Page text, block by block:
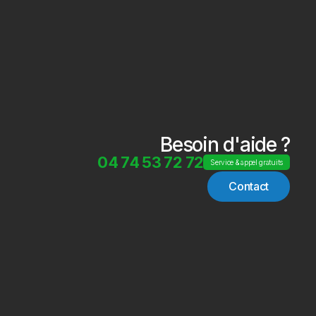
Besoin d'aide ?
04 74 53 72 72 Service & appel gratuits
Contact